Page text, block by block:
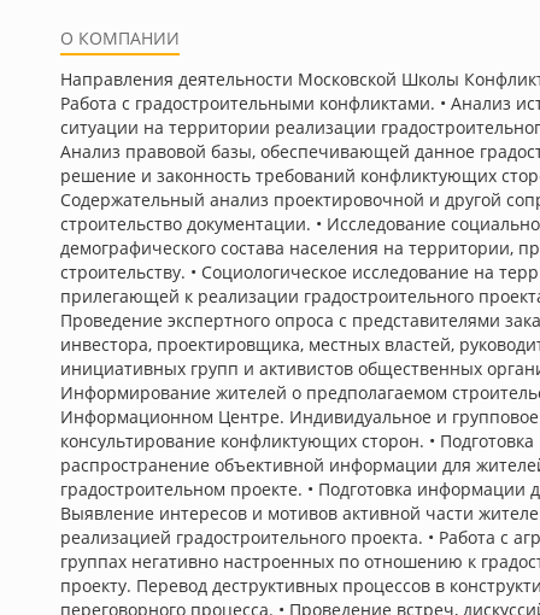
О КОМПАНИИ
Направления деятельности Московской Школы
Работа с градостроительными конфликтами. • Анализ
ситуации на территории реализации
Анализ правовой базы, обеспечивающей данное
решение и законность требований конфликтующих
Содержательный анализ проектировочной и другой
строительство документации. • Исследование
демографического состава населения на территории,
строительству. • Социологическое исследование на
прилегающей к реализации градостроительного
Проведение экспертного опроса с представителями
инвестора, проектировщика, местных властей,
инициативных групп и активистов общественных
Информирование жителей о предполагаемом
Информационном Центре. Индивидуальное и групповое
консультирование конфликтующих сторон. • Подготовка
распространение объективной информации для
градостроительном проекте. • Подготовка информации
Выявление интересов и мотивов активной части
реализацией градостроительного проекта. • Работа с
группах негативно настроенных по отношению к
проекту. Перевод деструктивных процессов в
переговорного процесса. • Проведение встреч,